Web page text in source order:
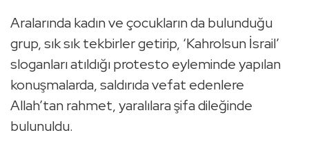
Aralarında kadın ve çocukların da bulunduğu
grup, sık sık tekbirler getirip, ‘Kahrolsun İsrail’
sloganları atıldığı protesto eyleminde yapılan
konuşmalarda, saldırıda vefat edenlere
Allah’tan rahmet, yaralılara şifa dileğinde
bulunuldu.